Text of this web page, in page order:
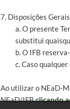
7. Disposições Gerais
a. O presente
substitui
b. O IFB
c. Caso
Ao utilizar o NEaD-
NEaD/IFBclicando